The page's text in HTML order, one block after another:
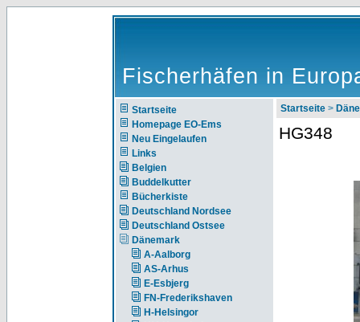
Fischerhäfen in
Startseite
Homepage EO-Ems
Neu Eingelaufen
Links
Belgien
Buddelkutter
Bücherkiste
Deutschland Nordsee
Deutschland Ostsee
Dänemark
A-Aalborg
AS-Arhus
E-Esbjerg
FN-Frederikshaven
H-Helsingor
Startseite >
HG348